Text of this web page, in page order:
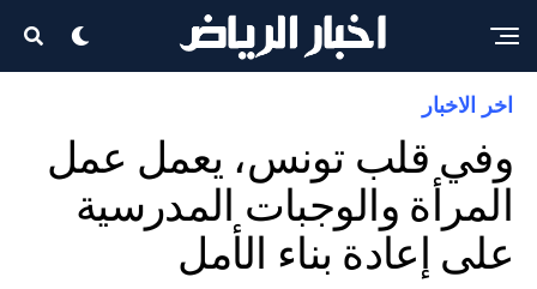
اخر الاخبار
وفي قلب تونس، يعمل عمل
المرأة والوجبات المدرسية
على إعادة بناء الأمل